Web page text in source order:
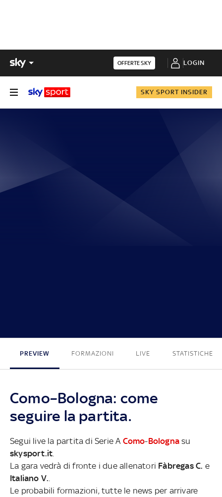
OFFERTE SKY LOGIN
SKY SPORT INSIDER
PREVIEW FORMAZIONI LIVE STATISTICHE
Como–Bologna: come
seguire la partita.
Segui live la partita di Serie A Como-Bologna su
skysport.it
La gara vedrà di fronte i due allenatori Fàbregas C. e
Italiano V.
Le probabili formazioni, tutte le news per arrivare